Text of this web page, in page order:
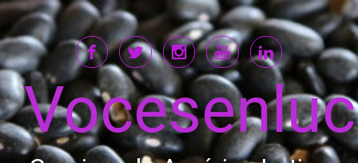
Saltar al contenido principal